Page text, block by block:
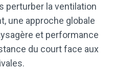
perturber la ventilation
une approche globale
et performance
du court face aux